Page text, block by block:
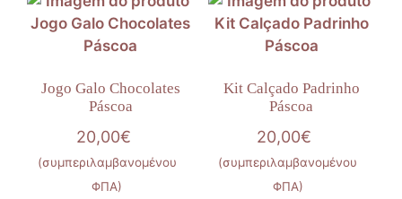
Jogo Galo Chocolates
Páscoa
20,00€
(συμπεριλαμβανομένου
ΦΠΑ)
Kit Calçado Padrinho
Páscoa
20,00€
(συμπεριλαμβανομένου
ΦΠΑ)